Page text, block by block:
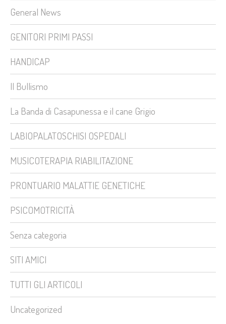
General News
GENITORI PRIMI PASSI
HANDICAP
Il Bullismo
La Banda di Casapunessa e il cane Grigio
LABIOPALATOSCHISI OSPEDALI
MUSICOTERAPIA RIABILITAZIONE
PRONTUARIO MALATTIE GENETICHE
PSICOMOTRICITÀ
Senza categoria
SITI AMICI
TUTTI GLI ARTICOLI
Uncategorized